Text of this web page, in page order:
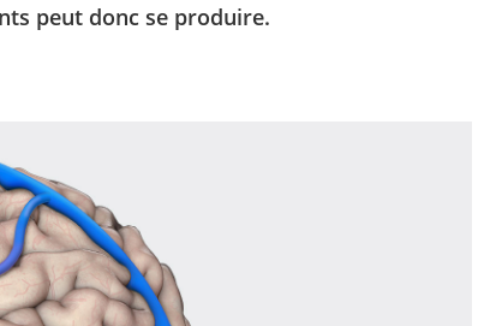
peut donc se produire.